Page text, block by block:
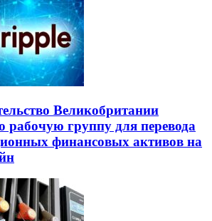
Великобритании
рабочую группу для перевода
финансовых активов на